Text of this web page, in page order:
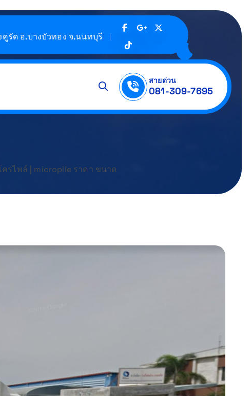
รัด อ.บางบัวทอง จ.นนทบุรี
องจักรมีใบ ปจ.2 ทีมงานมีใบ cert.
สายด่วน
081-309-7695
ครไพล์ | micropile ราคา ขนาด